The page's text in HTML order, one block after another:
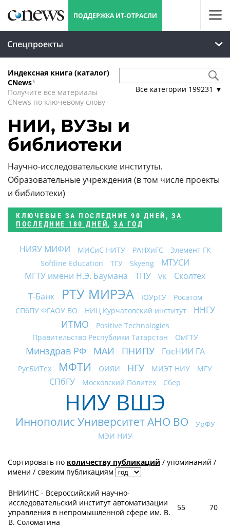
ПОДДЕРЖКА ИТ-ОТРАСЛИ
Спецпроекты
Индексная книга (каталог)
CNews*
Получите все материалы
CNews по ключевому слову
Все категории 199231 ▼
НИИ, ВУЗы и
библиотеки
Научно-исследовательские институты.
Образовательные учреждения (в том числе проекты
и библиотеки)
КЛЮЧЕВЫЕ ЗА ПОСЛЕДНИЕ 90 ДНЕЙ , ЗА
ПОСЛЕДНИЕ 180 ДНЕЙ, ЗА ГОД
НИЯУ МИФИ МИСиС НИТУ РАНХиГС
Элемент ГК
Softline Education
ТГУ Skyeng
МТУСИ
МГТУ имени Н.Э. Баумана
ТПУ VK
Сколтех
Т-Банк
РТУ МИРЭА ЮУрГУ
Росатом
СПбПУ ФГАОУ ВО
НИЦ Курчатовский институт ННГУ
ИТМО
Positive Technologies
Правительство Республики Татарстан
ОмГТУ
Минздрав РФ МАИ ПНИПУ ГосНИИ ГА
РусБИТех МФТИ ОИЯИ НГУ МИЭТ НИУ МГУ
СПбГУ Московский Политех Сбер
НИУ ВШЭ
Иннополис Университет АНО ВО
УрФУ
МЭИ НИУ
Сортировать по количеству публикаций / упоминаний /
имени / свежим публикациям
ВНИИНС - Всероссийский научно-
исследовательский институт автоматизации
управления в непромышленной сфере им. В.
В. Соломатина
55 70